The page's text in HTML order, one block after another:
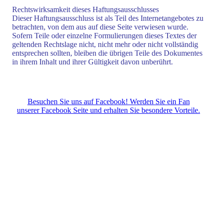
Rechtswirksamkeit dieses Haftungsausschlusses
Dieser Haftungsausschluss ist als Teil des Internetangebotes zu
betrachten, von dem aus auf diese Seite verwiesen wurde.
Sofern Teile oder einzelne Formulierungen dieses Textes der
geltenden Rechtslage nicht, nicht mehr oder nicht vollständig
entsprechen sollten, bleiben die übrigen Teile des Dokumentes
in ihrem Inhalt und ihrer Gültigkeit davon unberührt.
Besuchen Sie uns auf Facebook! Werden Sie ein Fan
unserer Facebook Seite und erhalten Sie besondere Vorteile.